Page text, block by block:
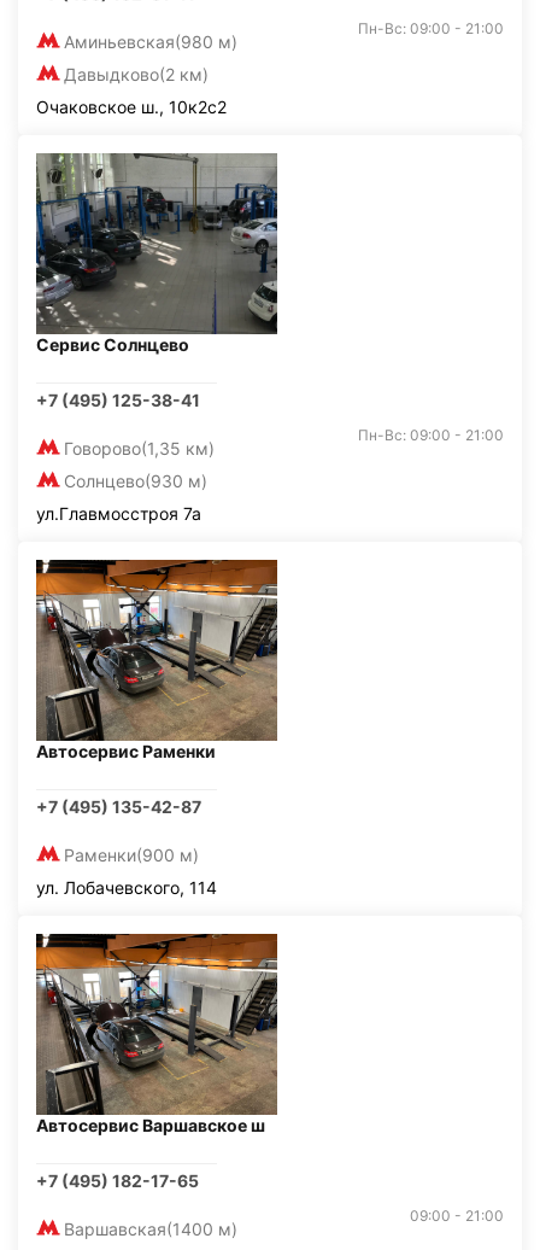
Аминьевская(980 м)
Давыдково(2 км)
Пн-Вс: 09:00 - 21:00
Очаковское ш., 10к2с2
Сервис Солнцево
+7 (495) 125-38-41
Говорово(1,35 км)
Солнцево(930 м)
Пн-Вс: 09:00 - 21:00
ул.Главмосстроя 7а
Автосервис Раменки
+7 (495) 135-42-87
Раменки(900 м)
ул. Лобачевского, 114
Автосервис Варшавское ш
+7 (495) 182-17-65
Варшавская(1400 м)
09:00 - 21:00